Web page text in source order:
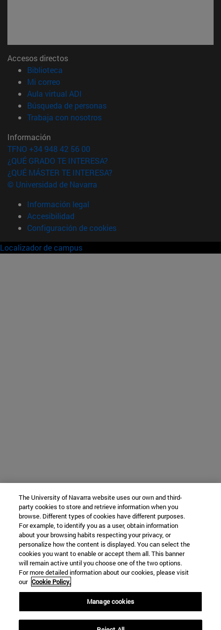
Accesos directos
Biblioteca
Mi correo(abre en nueva ventana)
Aula virtual ADI
Búsqueda de personas(abre en nueva ventana)
Trabaja con nosotros(abre en nueva ventana)
Información
TFNO +34 948 42 56 00
¿QUÉ GRADO TE INTERESA?
¿QUÉ MÁSTER TE INTERESA?
© Universidad de Navarra
Información legal
Accesibilidad
Configuración de cookies
Localizador de campus
The University of Navarra website uses our own and third-
party cookies to store and retrieve information when you
browse. Different types of cookies have different purposes.
For example, to identify you as a user, obtain information
about your browsing habits respecting your privacy, or
personalize how the content is displayed. You can select the
cookies you want to enable or accept them all. This banner
will remain active until you choose one of the two options.
For more detailed information about our cookies, please visit
our Cookie Policy.
Manage cookies